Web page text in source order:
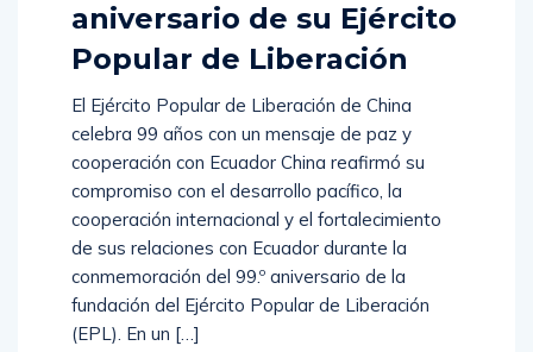
aniversario de su Ejército
Popular de Liberación
El Ejército Popular de Liberación de China
celebra 99 años con un mensaje de paz y
cooperación con Ecuador China reafirmó su
compromiso con el desarrollo pacífico, la
cooperación internacional y el fortalecimiento
de sus relaciones con Ecuador durante la
conmemoración del 99.º aniversario de la
fundación del Ejército Popular de Liberación
(EPL). En un […]